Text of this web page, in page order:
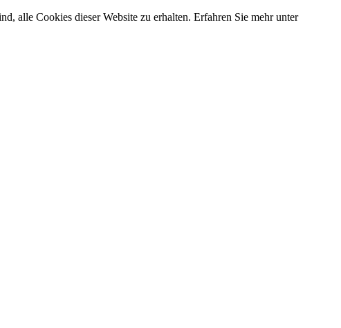
alle Cookies dieser Website zu erhalten. Erfahren Sie mehr unter